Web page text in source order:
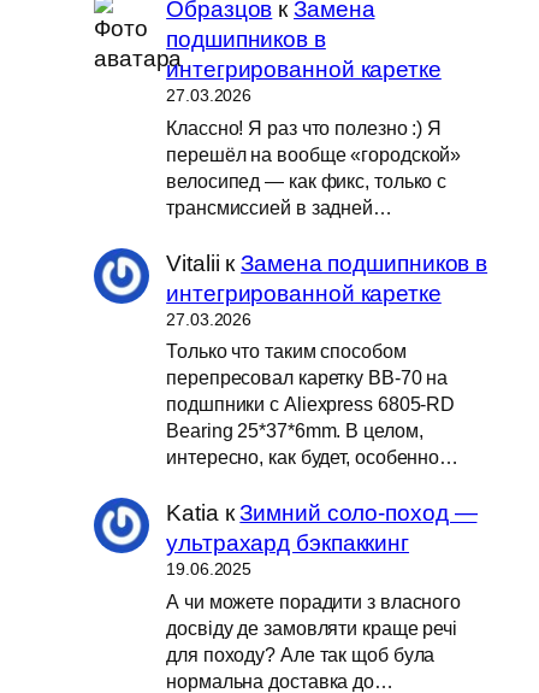
Образцов кЗамена
подшипников в
интегрированной каретке
27.03.2026
Классно! Я раз что полезно :) Я
перешёл на вообще «городской»
велосипед — как фикс, только с
трансмиссией в задней…
Vitalii кЗамена подшипников в
интегрированной каретке
27.03.2026
Только что таким способом
перепресовал каретку BB-70 на
подшпники с Aliexpress 6805-RD
Bearing 25*37*6mm. В целом,
интересно, как будет, особенно…
Katia кЗимний соло-поход —
ультрахард бэкпаккинг
19.06.2025
А чи можете порадити з власного
досвіду де замовляти краще речі
для походу? Але так щоб була
нормальна доставка до…